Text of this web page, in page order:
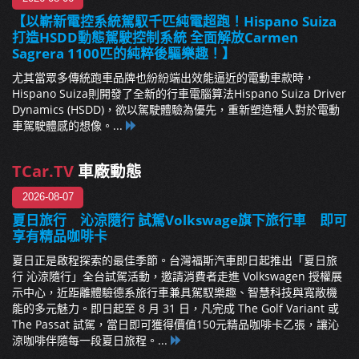
【以嶄新電控系統駕馭千匹純電超跑！Hispano Suiza
打造HSDD動態駕駛控制系統 全面解放Carmen
Sagrera 1100匹的純粹後驅樂趣！】
尤其當眾多傳統跑車品牌也紛紛端出效能逼近的電動車款時，
Hispano Suiza則開發了全新的行車電腦算法Hispano Suiza Driver
Dynamics (HSDD)，欲以駕駛體驗為優先，重新塑造種人對於電動
車駕駛體感的想像。...
TCar.TV 車廠動態
2026-08-07
夏日旅行 沁涼隨行 試駕Volkswage旗下旅行車 即可
享有精品咖啡卡
夏日正是啟程探索的最佳季節。台灣福斯汽車即日起推出「夏日旅
行 沁涼隨行」全台試駕活動，邀請消費者走進 Volkswagen 授權展
示中心，近距離體驗德系旅行車兼具駕馭樂趣、智慧科技與寬敞機
能的多元魅力。即日起至 8 月 31 日，凡完成 The Golf Variant 或
The Passat 試駕，當日即可獲得價值150元精品咖啡卡乙張，讓沁
涼咖啡伴隨每一段夏日旅程。...